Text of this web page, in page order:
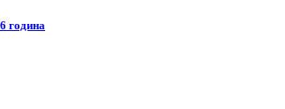
година